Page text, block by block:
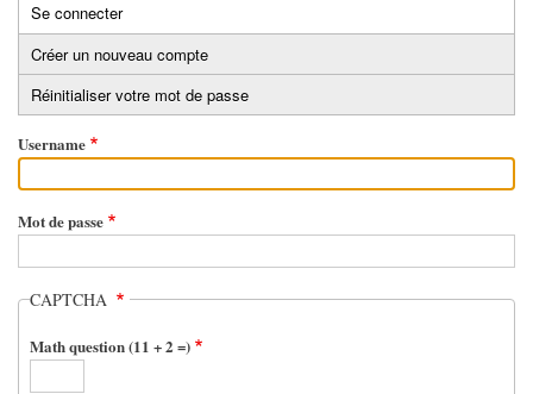
Onglets
principaux
Se connecter
Créer un nouveau compte
Réinitialiser votre mot de passe
Username
Mot de passe
CAPTCHA
Math question (11 + 2 =)